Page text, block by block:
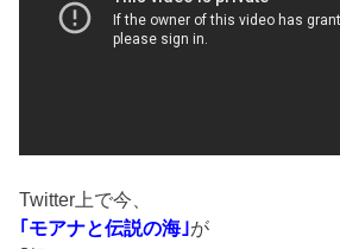
Twitter上で今、
｢モアナと伝説の海｣が